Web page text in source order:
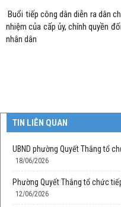
Buổi tiếp công dân diễn ra dân
nhiệm của cấp ủy, chính quyền
nhân dân
TIN LIÊN QUAN
UBND phường Quyết Thắng tổ
18/06/2026
Phường Quyết Thắng tổ chức
12/06/2026